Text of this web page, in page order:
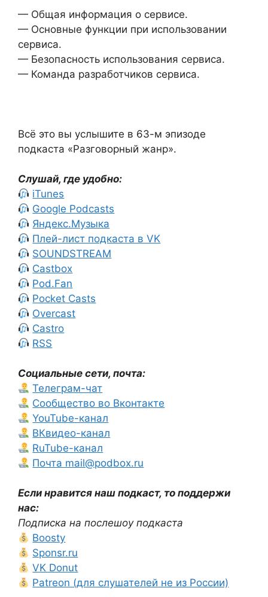
— Общая информация о сервисе.
— Основные функции при использовании
сервиса.
— Безопасность использования сервиса.
— Команда разработчиков сервиса.
Всё это вы услышите в 63-м эпизоде
подкаста «Разговорный жанр».
Слушай, где удобно:
iTunes
Google Podcasts
Яндекс.Музыка
Плей-лист подкаста в VK
SOUNDSTREAM
Castbox
Pod.Fan
Pocket Casts
Overcast
Castro
RSS
Социальные сети, почта:
Телеграм-чат
Сообщество во Вконтакте
YouTube-канал
ВКвидео-канал
RuTube-канал
Почта mail@podbox.ru
Если нравится наш подкаст, то поддержи
нас:
Подписка на послешоу подкаста
Boosty
Sponsr.ru
VK Donut
Patreon (для слушателей не из России)